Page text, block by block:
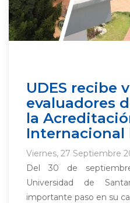
UDES recibe
evaluadores
la
Viernes, 27 Septiembre
Del 30 de
Universidad de
importante paso en su